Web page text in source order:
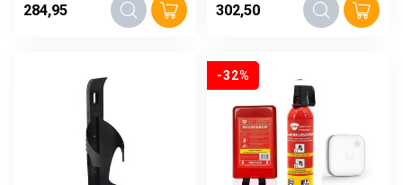
284,95 302,50
-32%